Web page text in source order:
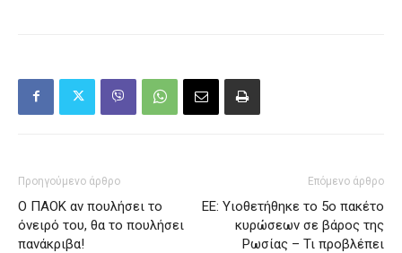
Προηγούμενο άρθρο
Ο ΠΑΟΚ αν πουλήσει το
όνειρό του, θα το πουλήσει
πανάκριβα!
Επόμενο άρθρο
ΕΕ: Υιοθετήθηκε το 5ο πακέτο
κυρώσεων σε βάρος της
Ρωσίας – Τι προβλέπει